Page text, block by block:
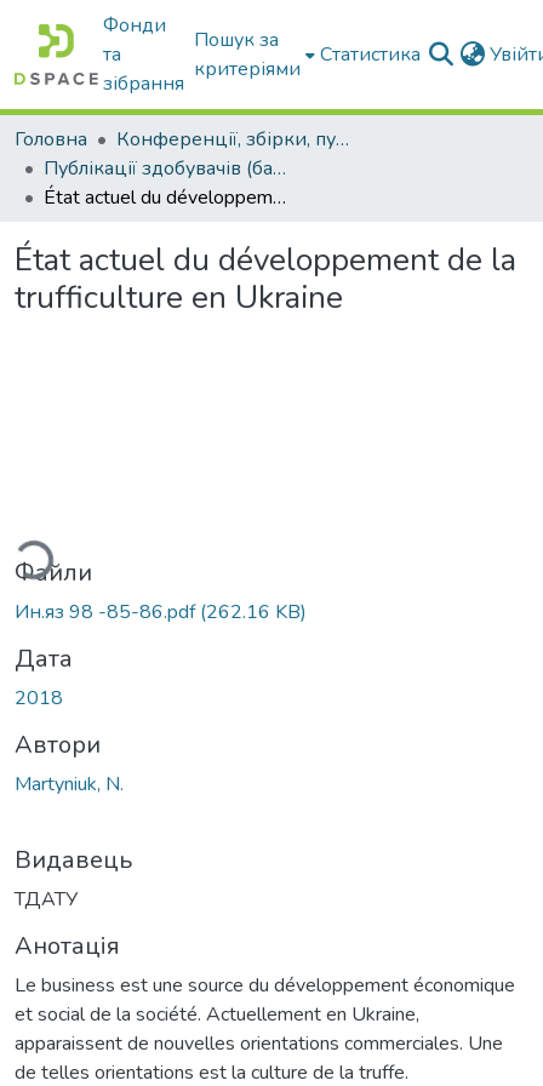
Фонди
та
зібрання
Пошук за
критеріями
Статистика
Головна
Конференції, збірки, публікації молодих вчених і здобувачів : магістрів, бакалаврів, аспірантів.
Публікації здобувачів (бакалаврів. магістрів, аспірантів)
État actuel du développement de la trufficulture en Ukraine
État actuel du développement de la
trufficulture en Ukraine
Файли
Ин.яз 98 -85-86.pdf(262.16 KB)
Дата
2018
Автори
Martyniuk, N.
Видавець
ТДАТУ
Анотація
Le business est une source du développement économique
et social de la société. Actuellement en Ukraine,
apparaissent de nouvelles orientations commerciales. Une
de telles orientations est la culture de la truffe.